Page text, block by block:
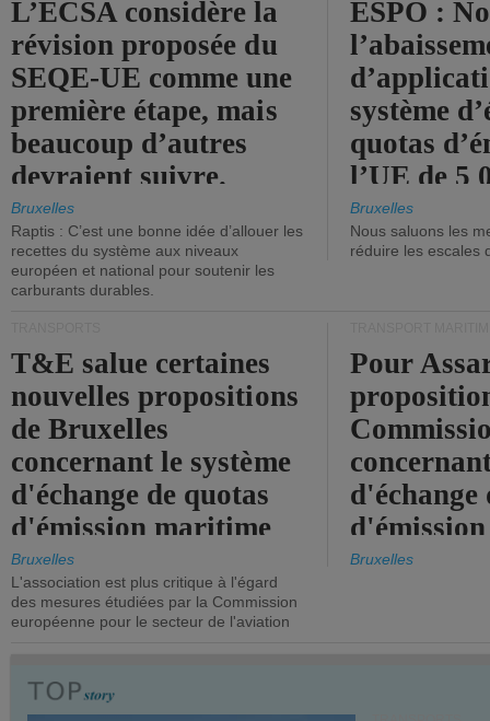
L’ECSA considère la
révision proposée du
SEQE-UE comme une
première étape, mais
beaucoup d’autres
devraient suivre.
Bruxelles
Raptis : C’est une bonne idée d’allouer les
recettes du système aux niveaux
européen et national pour soutenir les
carburants durables.
ESPO :
système
quotas
l’UE de 5
tonneaux
brute.
Bruxelles
Nous saluons les
réduire les escales
T&E salue certaines
nouvelles propositions
de Bruxelles
concernant le système
d'échange de quotas
d'émission maritime
de l'UE.
Bruxelles
L'association est plus critique à l'égard
des mesures étudiées par la Commission
européenne pour le secteur de l'aviation
Pour
d'échange
timide,
Bruxelles